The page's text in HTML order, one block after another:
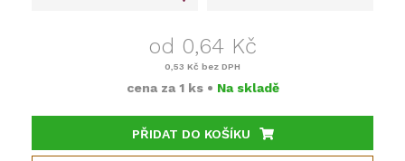
od 0,64 Kč
0,53 Kč bez DPH
cena za 1 ks • Na skladě
PŘIDAT DO KOŠÍKU